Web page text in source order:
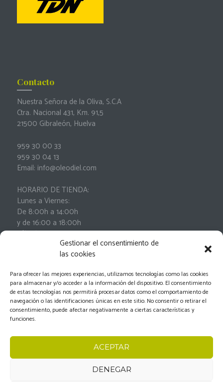
Gestionar el consentimiento de
las cookies
Para ofrecer las mejores experiencias, utilizamos tecnologías como las cookies
para almacenar y/o acceder a la información del dispositivo. El consentimiento
de estas tecnologías nos permitirá procesar datos como el comportamiento de
navegación o las identificaciones únicas en este sitio. No consentir o retirar el
consentimiento, puede afectar negativamente a ciertas características y
funciones.
ACEPTAR
DENEGAR
Contacto
Nuestra Señora de la Oliva, S.C.A
Ctra. Nacional 431, Km. 91,5
21500 Gibraleón, Huelva
959 30 00 33
959 30 04 13
Email: info@oleodiel.com
HORARIO DE TIENDA:
Lunes a Viernes:
De 8:00h a 14:00h
y de 16:00 a 18:00h
Sábados:
De 9:00h a 13:00h
Oleodiel © 2026.Aviso Legal-Política de privacidad-
Condiciones generales de
contratación-Documento de desistimiento